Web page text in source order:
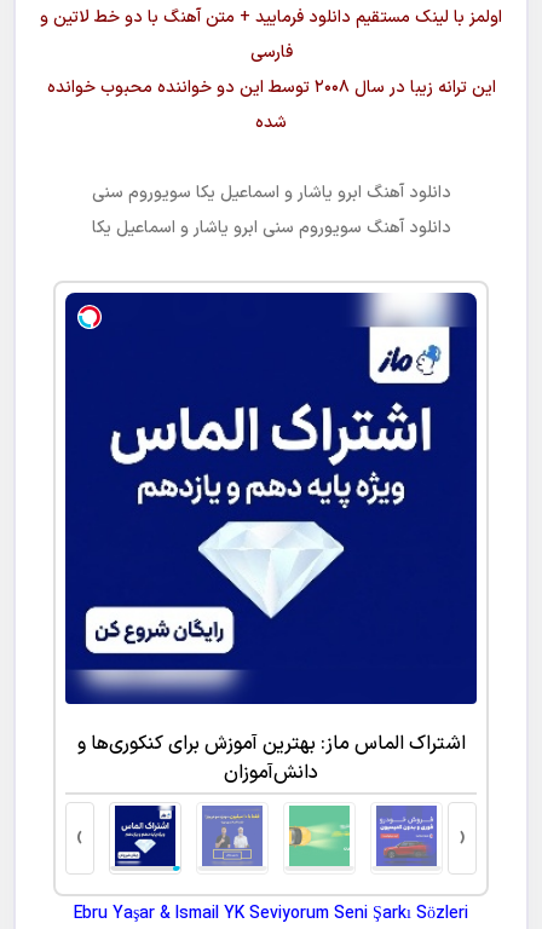
اولمز با لینک مستقیم دانلود فرمایید + متن آهنگ با دو خط لاتین و
فارسی
این ترانه زیبا در سال ۲۰۰۸ توسط این دو خواننده محبوب خوانده
شده
دانلود آهنگ ابرو یاشار و اسماعیل یکا سویوروم سنی
دانلود آهنگ سویوروم سنی ابرو یاشار و اسماعیل یکا
اشتراک الماس ماز: بهترین آموزش برای کنکوری‌ها و
دانش‌آموزان
‹
›
Ebru Yaşar & Ismail YK Seviyorum Seni Şarkı Sözleri